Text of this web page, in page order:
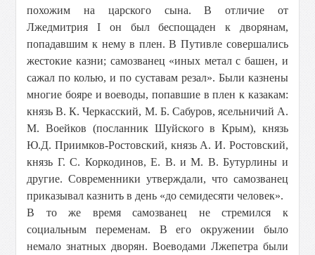
похожим на царского сына. В отличие от
Лжедмитрия I он был беспощаден к дворянам,
попадавшим к нему в плен. В Путивле совершались
жестокие казни; самозванец «иных метал с башен, и
сажал по колью, и по суставам резал». Были казнены
многие бояре и воеводы, попавшие в плен к казакам:
князь В. К. Черкасский, М. Б. Сабуров, ясельничий А.
М. Воейков (посланник Шуйского в Крым), князь
Ю.Д. Приимков-Ростовский, князь А. И. Ростовский,
князь Г. С. Коркодинов, Е. В. и М. В. Бутурлины и
другие. Современники утверждали, что самозванец
приказывал казнить в день «до семидесяти человек».
В то же время самозванец не стремился к
социальным переменам. В его окружении было
немало знатных дворян. Воеводами Лжепетра были